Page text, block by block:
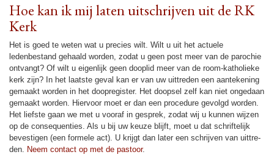
Hoe kan ik mij laten uit­schrij­ven uit de RK
Kerk
Het is goed te weten wat u precies wilt. Wilt u uit het actuele
ledenbestand gehaald wor­den, zodat u geen post meer van de pa­ro­chie
ont­vangt? Of wilt u eigen­lijk geen dooplid meer van de room-katho­lieke
kerk zijn? In het laatste geval kan er van uw uittre­den een aanteke­ning
gemaakt wor­den in het doop­re­gis­ter. Het doopsel zelf kan niet ongedaan
gemaakt wor­den. Hier­voor moet er dan een pro­ce­dure gevolgd wor­den.
Het liefste gaan we met u vooraf in gesprek, zodat wij u kunnen wijzen
op de con­se­quenties. Als u bij uw keuze blijft, moet u dat schrifte­lijk
beves­tigen (een formele act). U krijgt dan later een schrijven van uittre­
den. Neem contact op met de pastoor.